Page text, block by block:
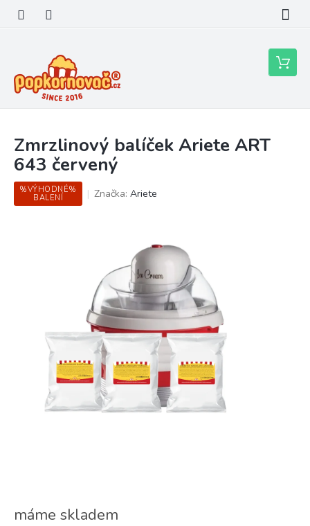
obsah
Nákupní
košík
Zmrzlinový balíček Ariete ART
643 červený
%VÝHODNÉ%
BALENÍ
Značka: Ariete
máme skladem